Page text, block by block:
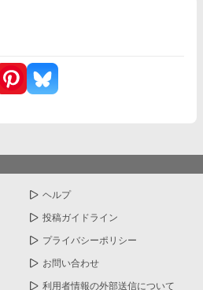
ヘルプ
投稿ガイドライン
プライバシーポリシー
お問い合わせ
利用者情報の外部送信について